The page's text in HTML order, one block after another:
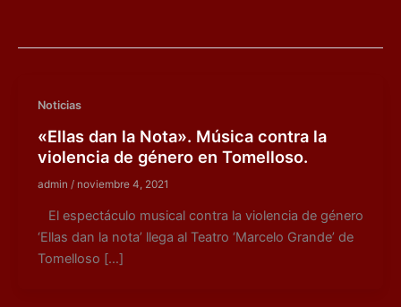
Noticias
«Ellas dan la Nota». Música contra la
violencia de género en Tomelloso.
admin / noviembre 4, 2021
El espectáculo musical contra la violencia de género
‘Ellas dan la nota’ llega al Teatro ‘Marcelo Grande’ de
Tomelloso […]